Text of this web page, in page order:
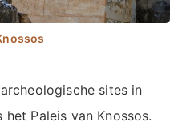
sites in
Paleis van Knossos.